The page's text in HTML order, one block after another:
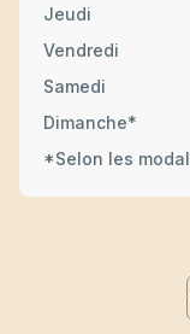
Jeudi
Vendredi
Samedi
Dimanche*
*Selon les